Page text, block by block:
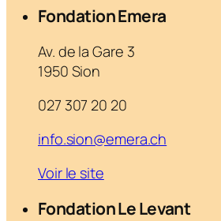
Fondation Emera
Av. de la Gare 3
1950 Sion
027 307 20 20
info.sion@emera.ch
Voir le site
Fondation Le Levant